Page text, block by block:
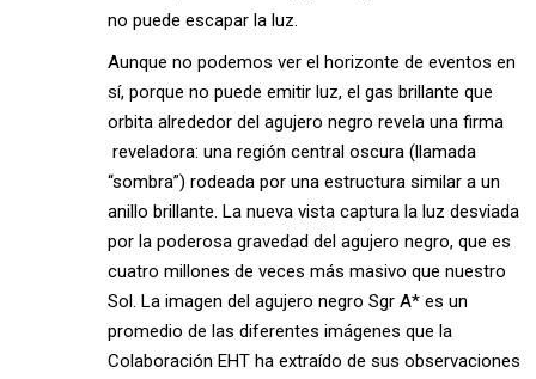
no puede escapar la luz.
Aunque no podemos ver el horizonte de eventos en
sí, porque no puede emitir luz, el gas brillante que
orbita alrededor del agujero negro revela una firma
reveladora: una región central oscura (llamada
“sombra”) rodeada por una estructura similar a un
anillo brillante. La nueva vista captura la luz desviada
por la poderosa gravedad del agujero negro, que es
cuatro millones de veces más masivo que nuestro
Sol. La imagen del agujero negro Sgr A* es un
promedio de las diferentes imágenes que la
Colaboración EHT ha extraído de sus observaciones